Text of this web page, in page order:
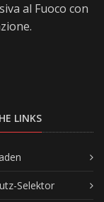
al Fuoco con
LINKS
Selektor